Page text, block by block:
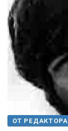
ОТ РЕДАКТОРА